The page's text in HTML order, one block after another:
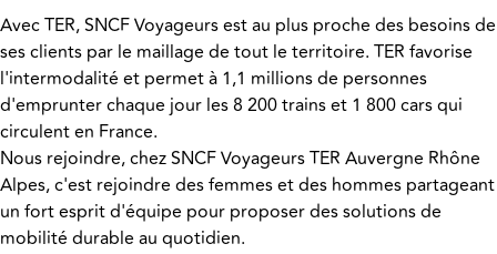
Avec TER, SNCF Voyageurs est au plus proche des besoins de
ses clients par le maillage de tout le territoire. TER favorise
l'intermodalité et permet à 1,1 millions de personnes
d'emprunter chaque jour les 8 200 trains et 1 800 cars qui
circulent en France.
Nous rejoindre, chez SNCF Voyageurs TER Auvergne Rhône
Alpes, c'est rejoindre des femmes et des hommes partageant
un fort esprit d'équipe pour proposer des solutions de
mobilité durable au quotidien.